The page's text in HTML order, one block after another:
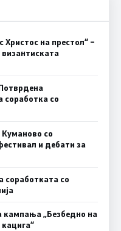
на престол“ –
соработка со
со
и дебати за
соработката со
кампања „Безбедно на